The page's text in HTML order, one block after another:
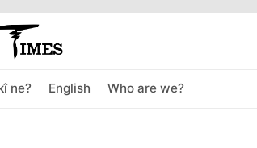
ne? English Who are we?